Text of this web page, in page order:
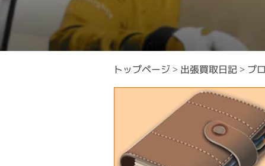
トップページ> 出張買取日記> プ